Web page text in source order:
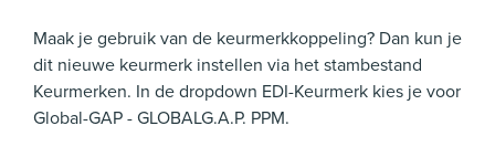
Maak je gebruik van de keurmerkkoppeling? Dan kun je
dit nieuwe keurmerk instellen via het stambestand
Keurmerken. In de dropdown EDI-Keurmerk kies je voor
Global-GAP - GLOBALG.A.P. PPM.